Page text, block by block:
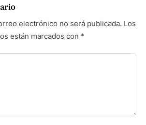
electrónico no será publicada. Los
están marcados con *